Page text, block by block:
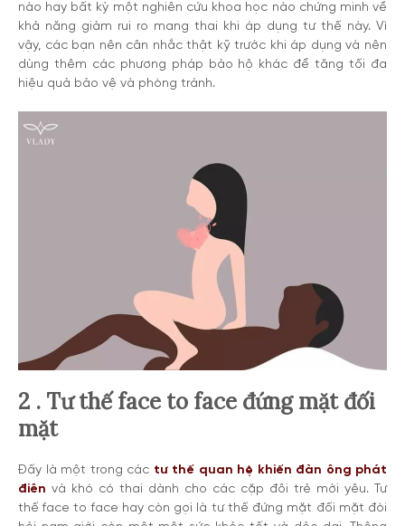
nào hay bất kỳ một nghiên cứu khoa học nào chứng minh về
khả năng giảm rui ro mang thai khi áp dụng tư thế này. Vì
vậy, các bạn nên cân nhắc thật kỹ trước khi áp dụng và nên
dùng thêm các phương pháp bảo hộ khác để tăng tối đa
hiệu quả bảo vệ và phòng tránh.
2 . Tư thế face to face đứng mặt đối
mặt
Đấy là một trong các tư thế quan hệ khiến đàn ông phát
điên và khó có thai dành cho các cặp đôi trẻ mới yêu. Tư
thế face to face hay còn gọi là tư thế đứng mặt đối mặt đòi